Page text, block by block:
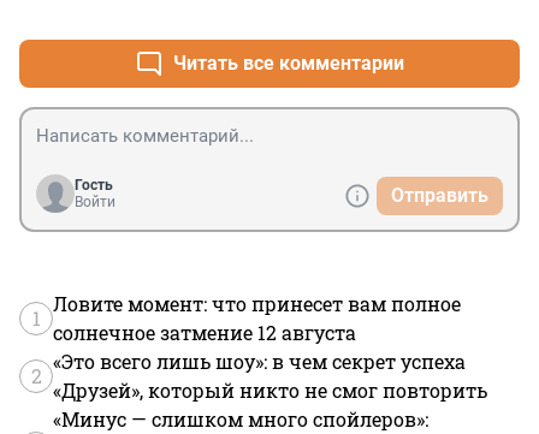
Читать все комментарии
Гость
Войти
Отправить
1
Ловите момент: что принесет вам полное
солнечное затмение 12 августа
2
«Это всего лишь шоу»: в чем секрет успеха
«Друзей», который никто не смог повторить
«Минус — слишком много спойлеров»: